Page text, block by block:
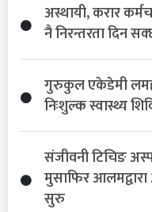
अस्थायी, करार
नै निरन्तरता दिन
गुरुकुल एकेडेमी
निःशुल्क स्वास्थ्य
संजीवनी टिचिङ
मुसाफिर आलमद्वारा
सुरु